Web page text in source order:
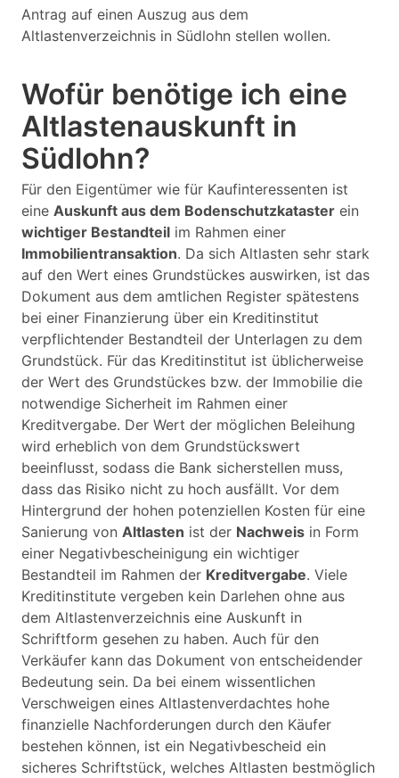
Antrag auf einen Auszug aus dem
Altlastenverzeichnis in Südlohn stellen wollen.
Wofür benötige ich eine
Altlastenauskunft in
Südlohn?
Für den Eigentümer wie für Kaufinteressenten ist
eine Auskunft aus dem Bodenschutzkataster ein
wichtiger Bestandteil im Rahmen einer
Immobilientransaktion. Da sich Altlasten sehr stark
auf den Wert eines Grundstückes auswirken, ist das
Dokument aus dem amtlichen Register spätestens
bei einer Finanzierung über ein Kreditinstitut
verpflichtender Bestandteil der Unterlagen zu dem
Grundstück. Für das Kreditinstitut ist üblicherweise
der Wert des Grundstückes bzw. der Immobilie die
notwendige Sicherheit im Rahmen einer
Kreditvergabe. Der Wert der möglichen Beleihung
wird erheblich von dem Grundstückswert
beeinflusst, sodass die Bank sicherstellen muss,
dass das Risiko nicht zu hoch ausfällt. Vor dem
Hintergrund der hohen potenziellen Kosten für eine
Sanierung von Altlasten ist der Nachweis in Form
einer Negativbescheinigung ein wichtiger
Bestandteil im Rahmen der Kreditvergabe. Viele
Kreditinstitute vergeben kein Darlehen ohne aus
dem Altlastenverzeichnis eine Auskunft in
Schriftform gesehen zu haben. Auch für den
Verkäufer kann das Dokument von entscheidender
Bedeutung sein. Da bei einem wissentlichen
Verschweigen eines Altlastenverdachtes hohe
finanzielle Nachforderungen durch den Käufer
bestehen können, ist ein Negativbescheid ein
sicheres Schriftstück, welches Altlasten bestmöglich